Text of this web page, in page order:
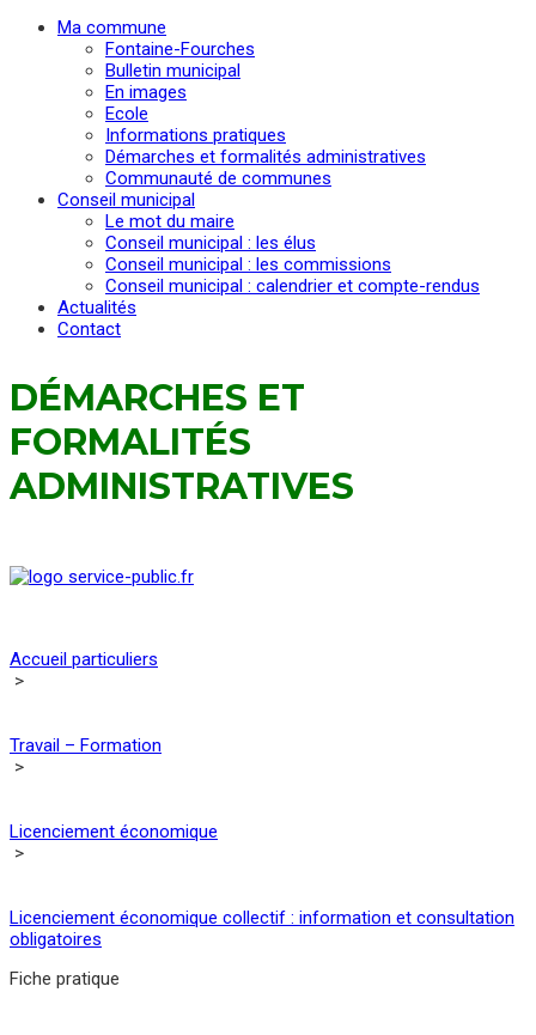
Ma commune
Fontaine-Fourches
Bulletin municipal
En images
Ecole
Informations pratiques
Démarches et formalités administratives
Communauté de communes
Conseil municipal
Le mot du maire
Conseil municipal : les élus
Conseil municipal : les commissions
Conseil municipal : calendrier et compte-rendus
Actualités
Contact
DÉMARCHES ET
FORMALITÉS
ADMINISTRATIVES
Accueil particuliers
>
Travail – Formation
>
Licenciement économique
>
Licenciement économique collectif : information et consultation
obligatoires
Fiche pratique